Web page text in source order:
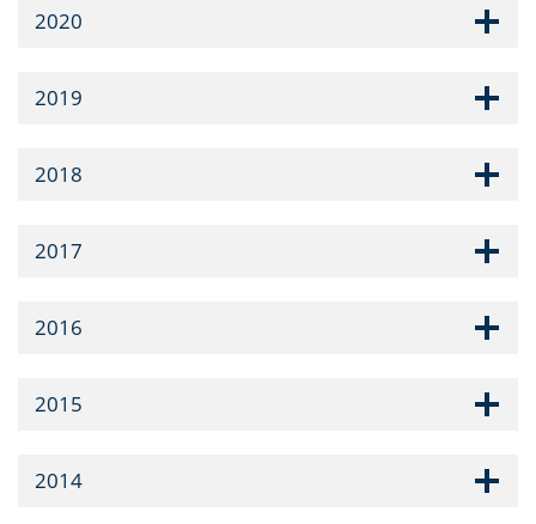
2020
2019
2018
2017
2016
2015
2014